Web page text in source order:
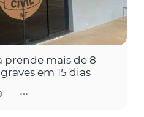
prende mais de 8
em 15 dias